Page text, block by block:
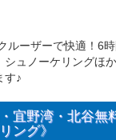
ーザーで快適！6
ュノーケリングほ
す♪
宜野湾・北谷無
ング》